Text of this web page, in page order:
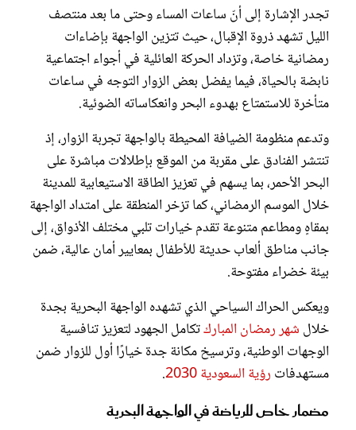
تجدر الإشارة إلى أنّ ساعات المساء وحتى ما بعد منتصف
الليل تشهد ذروة الإقبال، حيث تتزين الواجهة بإضاءات
رمضانية خاصة، وتزداد الحركة العائلية في أجواء اجتماعية
نابضة بالحياة، فيما يفضل بعض الزوار التوجه في ساعات
متأخرة للاستمتاع بهدوء البحر وانعكاساته الضوئية.
وتدعم منظومة الضيافة المحيطة بالواجهة تجربة الزوار، إذ
تنتشر الفنادق على مقربة من الموقع بإطلالات مباشرة على
البحر الأحمر، بما يسهم في تعزيز الطاقة الاستيعابية للمدينة
خلال الموسم الرمضاني، كما تزخر المنطقة على امتداد الواجهة
بمقاهٍ ومطاعم متنوعة تقدم خيارات تلبي مختلف الأذواق، إلى
جانب مناطق ألعاب حديثة للأطفال بمعايير أمان عالية، ضمن
بيئة خضراء مفتوحة.
ويعكس الحراك السياحي الذي تشهده الواجهة البحرية بجدة
خلال شهر رمضان المباركتكامل الجهود لتعزيز تنافسية
الوجهات الوطنية، وترسيخ مكانة جدة خيارًا أول للزوار ضمن
مستهدفات رؤية السعودية 2030
.
مضمار خاص للرياضة في الواجهة البحرية